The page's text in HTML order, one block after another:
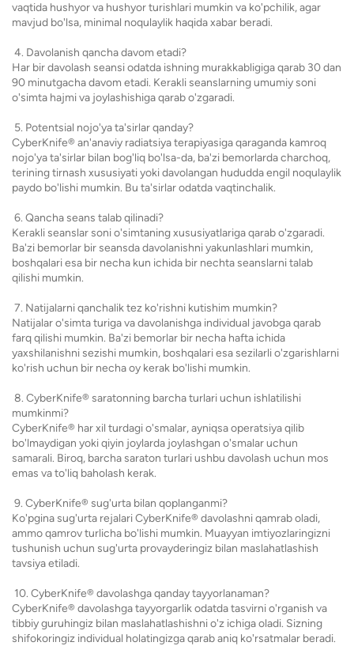
vaqtida hushyor va hushyor turishlari mumkin va ko'pchilik, agar
mavjud bo'lsa, minimal noqulaylik haqida xabar beradi.
4. Davolanish qancha davom etadi?
Har bir davolash seansi odatda ishning murakkabligiga qarab 30 dan
90 minutgacha davom etadi. Kerakli seanslarning umumiy soni
o'simta hajmi va joylashishiga qarab o'zgaradi.
5. Potentsial nojo'ya ta'sirlar qanday?
CyberKnife® an'anaviy radiatsiya terapiyasiga qaraganda kamroq
nojo'ya ta'sirlar bilan bog'liq bo'lsa-da, ba'zi bemorlarda charchoq,
terining tirnash xususiyati yoki davolangan hududda engil noqulaylik
paydo bo'lishi mumkin. Bu ta'sirlar odatda vaqtinchalik.
6. Qancha seans talab qilinadi?
Kerakli seanslar soni o'simtaning xususiyatlariga qarab o'zgaradi.
Ba'zi bemorlar bir seansda davolanishni yakunlashlari mumkin,
boshqalari esa bir necha kun ichida bir nechta seanslarni talab
qilishi mumkin.
7. Natijalarni qanchalik tez ko'rishni kutishim mumkin?
Natijalar o'simta turiga va davolanishga individual javobga qarab
farq qilishi mumkin. Ba'zi bemorlar bir necha hafta ichida
yaxshilanishni sezishi mumkin, boshqalari esa sezilarli o'zgarishlarni
ko'rish uchun bir necha oy kerak bo'lishi mumkin.
8. CyberKnife® saratonning barcha turlari uchun ishlatilishi
mumkinmi?
CyberKnife® har xil turdagi o'smalar, ayniqsa operatsiya qilib
bo'lmaydigan yoki qiyin joylarda joylashgan o'smalar uchun
samarali. Biroq, barcha saraton turlari ushbu davolash uchun mos
emas va to'liq baholash kerak.
9. CyberKnife® sug'urta bilan qoplanganmi?
Ko'pgina sug'urta rejalari CyberKnife® davolashni qamrab oladi,
ammo qamrov turlicha bo'lishi mumkin. Muayyan imtiyozlaringizni
tushunish uchun sug'urta provayderingiz bilan maslahatlashish
tavsiya etiladi.
10. CyberKnife® davolashga qanday tayyorlanaman?
CyberKnife® davolashga tayyorgarlik odatda tasvirni o'rganish va
tibbiy guruhingiz bilan maslahatlashishni o'z ichiga oladi. Sizning
shifokoringiz individual holatingizga qarab aniq ko'rsatmalar beradi.